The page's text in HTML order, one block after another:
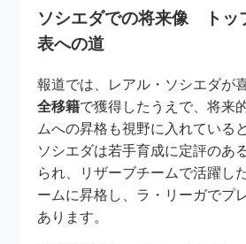
ソシエダでの将来像 トッ
表への道
報道では、レアル・ソシエダが
全移籍で獲得したうえで、将来
ムへの昇格も視野に入れている
ソシエダは若手育成に定評のあ
られ、リザーブチームで活躍し
ームに昇格し、ラ・リーガでプ
あります。